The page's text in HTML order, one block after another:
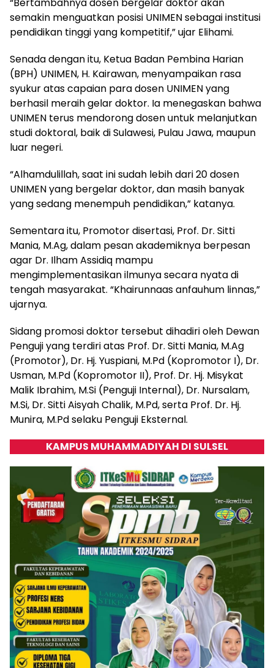
“Bertambahnya dosen bergelar doktor akan
semakin menguatkan posisi UNIMEN sebagai institusi
pendidikan tinggi yang kompetitif,” ujar Elihami.
Senada dengan itu, Ketua Badan Pembina Harian
(BPH) UNIMEN, H. Kairawan, menyampaikan rasa
syukur atas capaian para dosen UNIMEN yang
berhasil meraih gelar doktor. Ia menegaskan bahwa
UNIMEN terus mendorong dosen untuk melanjutkan
studi doktoral, baik di Sulawesi, Pulau Jawa, maupun
luar negeri.
“Alhamdulillah, saat ini sudah lebih dari 20 dosen
UNIMEN yang bergelar doktor, dan masih banyak
yang sedang menempuh pendidikan,” katanya.
Sementara itu, Promotor disertasi, Prof. Dr. Sitti
Mania, M.Ag, dalam pesan akademiknya berpesan
agar Dr. Ilham Assidiq mampu
mengimplementasikan ilmunya secara nyata di
tengah masyarakat. “Khairunnaas anfauhum linnas,”
ujarnya.
Sidang promosi doktor tersebut dihadiri oleh Dewan
Penguji yang terdiri atas Prof. Dr. Sitti Mania, M.Ag
(Promotor), Dr. Hj. Yuspiani, M.Pd (Kopromotor I), Dr.
Usman, M.Pd (Kopromotor II), Prof. Dr. Hj. Misykat
Malik Ibrahim, M.Si (Penguji Internal), Dr. Nursalam,
M.Si, Dr. Sitti Aisyah Chalik, M.Pd, serta Prof. Dr. Hj.
Munira, M.Pd selaku Penguji Eksternal.
KAMPUS MUHAMMADIYAH DI SULSEL